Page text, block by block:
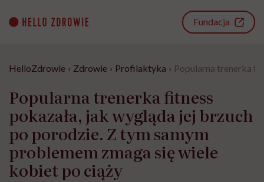
content
Fundacja
HelloZdrowie › Zdrowie › Profilaktyka › Popularna trenerka
Popularna trenerka fitness
pokazała, jak wygląda jej brzuch
po porodzie. Z tym samym
problemem zmaga się wiele
kobiet po ciąży